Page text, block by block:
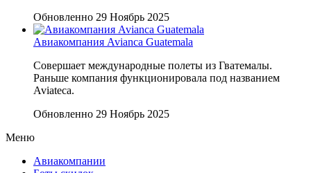
Обновленно 29 Ноябрь 2025
Авиакомпания Avianca Guatemala
Совершает международные полеты из Гватемалы.
Раньше компания функционировала под названием
Aviateca.
Обновленно 29 Ноябрь 2025
Меню
Авиакомпании